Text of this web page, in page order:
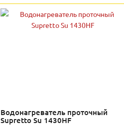
Водонагреватель проточный
Supretto Su 1430HF